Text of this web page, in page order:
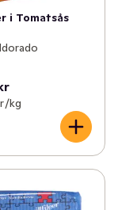
i Tomatsås
/kg